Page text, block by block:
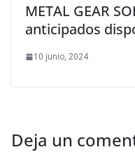
METAL GEAR
anticipados
10 junio, 2024
Deja un